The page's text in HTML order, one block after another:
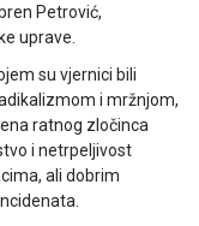
Petrović,
uprave.
su vjernici bili
i mržnjom,
ratnog zločinca
i netrpeljivost
ali dobrim